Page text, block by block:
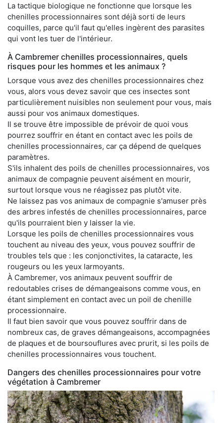
La tactique biologique ne fonctionne que lorsque les
chenilles processionnaires sont déjà sorti de leurs
coquilles, parce qu'il faut qu'elles ingèrent des parasites
qui vont les tuer de l'intérieur.
À Cambremer chenilles processionnaires, quels
risques pour les hommes et les animaux ?
Lorsque vous avez des chenilles processionnaires chez
vous, alors vous devez savoir que ces insectes sont
particulièrement nuisibles non seulement pour vous, mais
aussi pour vos animaux domestiques.
Il se trouve être impossible de prévoir de quoi vous
pourrez souffrir en étant en contact avec les poils de
chenilles processionnaires, car ça dépend de quelques
paramètres.
S'ils inhalent des poils de chenilles processionnaires, vos
animaux de compagnie peuvent aisément en mourir,
surtout lorsque vous ne réagissez pas plutôt vite.
Ne laissez pas vos animaux de compagnie s'amuser près
des arbres infestés de chenilles processionnaires, parce
qu'ils pourraient bien y laisser la vie.
Lorsque les poils de chenilles processionnaires vous
touchent au niveau des yeux, vous pouvez souffrir de
troubles tels que : les conjonctivites, la cataracte, les
rougeurs ou les yeux larmoyants.
À Cambremer, vos animaux peuvent souffrir de
redoutables crises de démangeaisons comme vous, en
étant simplement en contact avec un poil de chenille
processionnaire.
Il faut bien savoir que vous pouvez souffrir dans de
nombreux cas, de graves démangeaisons, accompagnées
de plaques et de boursouflures avec prurit, si les poils de
chenilles processionnaires vous touchent.
Dangers des chenilles processionnaires pour votre
végétation à Cambremer